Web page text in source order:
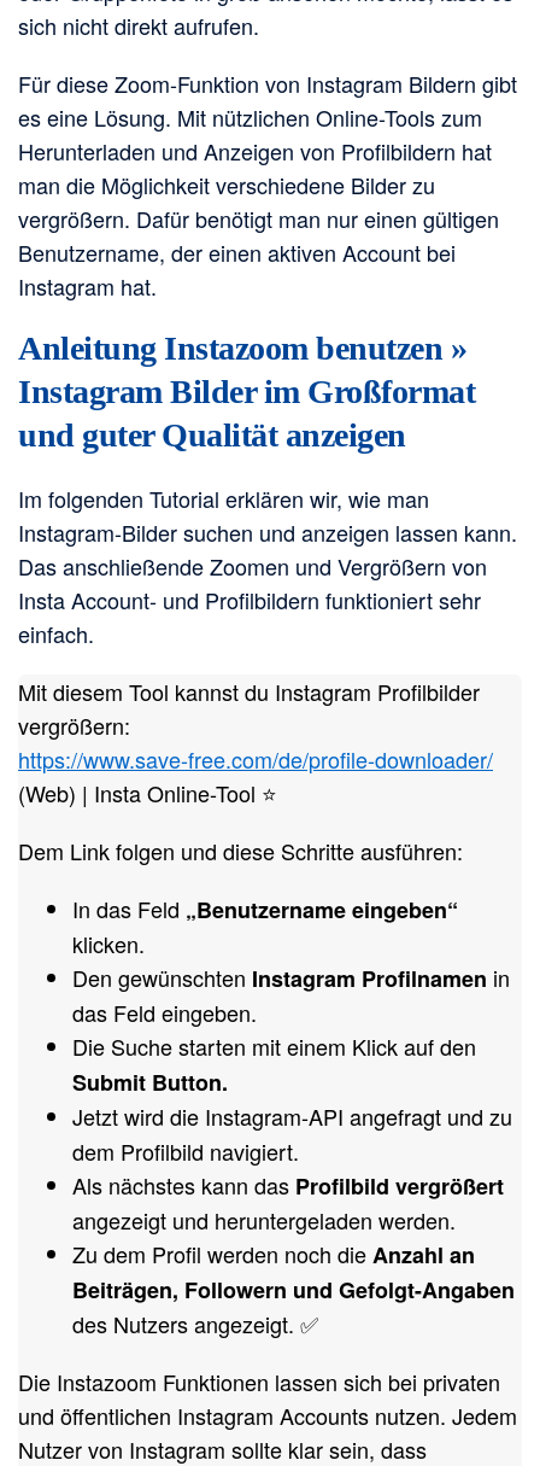
sich nicht direkt aufrufen.
Für diese Zoom-Funktion von Instagram Bildern gibt
es eine Lösung. Mit nützlichen Online-Tools zum
Herunterladen und Anzeigen von Profilbildern hat
man die Möglichkeit verschiedene Bilder zu
vergrößern. Dafür benötigt man nur einen gültigen
Benutzername, der einen aktiven Account bei
Instagram hat.
Anleitung Instazoom benutzen »
Instagram Bilder im Großformat
und guter Qualität anzeigen
Im folgenden Tutorial erklären wir, wie man
Instagram-Bilder suchen und anzeigen lassen kann.
Das anschließende Zoomen und Vergrößern von
Insta Account- und Profilbildern funktioniert sehr
einfach.
Mit diesem Tool kannst du Instagram Profilbilder
vergrößern:
https://www.save-free.com/de/profile-downloader/
(Web) | Insta Online-Tool ⭐
Dem Link folgen und diese Schritte ausführen:
In das Feld „Benutzername eingeben“
klicken.
Den gewünschten Instagram Profilnamen in
das Feld eingeben.
Die Suche starten mit einem Klick auf den
Submit Button.
Jetzt wird die Instagram-API angefragt und zu
dem Profilbild navigiert.
Als nächstes kann das Profilbild vergrößert
angezeigt und heruntergeladen werden.
Zu dem Profil werden noch dieAnzahl an
Beiträgen, Followern und Gefolgt-Angaben
des Nutzers angezeigt. ✅
Die Instazoom Funktionen lassen sich bei privaten
und öffentlichen Instagram Accounts nutzen. Jedem
Nutzer von Instagram sollte klar sein, dass